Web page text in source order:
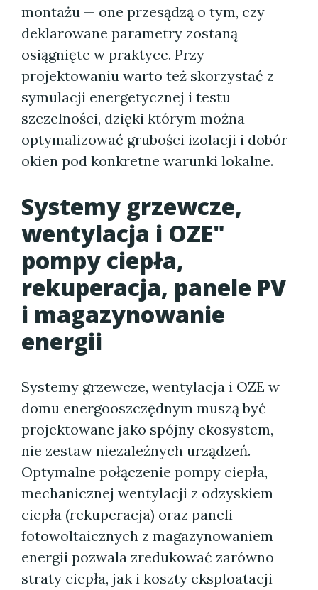
montażu — one przesądzą o tym, czy
deklarowane parametry zostaną
osiągnięte w praktyce. Przy
projektowaniu warto też skorzystać z
symulacji energetycznej i testu
szczelności, dzięki którym można
optymalizować grubości izolacji i dobór
okien pod konkretne warunki lokalne.
Systemy grzewcze,
wentylacja i OZE"
pompy ciepła,
rekuperacja, panele PV
i magazynowanie
energii
Systemy grzewcze, wentylacja i OZE w
domu energooszczędnym muszą być
projektowane jako spójny ekosystem,
nie zestaw niezależnych urządzeń.
Optymalne połączenie pompy ciepła,
mechanicznej wentylacji z odzyskiem
ciepła (rekuperacja) oraz paneli
fotowoltaicznych z magazynowaniem
energii pozwala zredukować zarówno
straty ciepła, jak i koszty eksploatacji —